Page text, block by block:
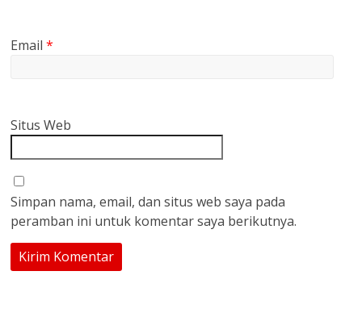
Email*
Situs Web
Simpan nama, email, dan situs web saya pada
peramban ini untuk komentar saya berikutnya.